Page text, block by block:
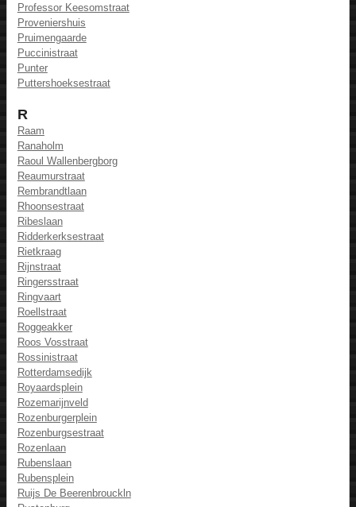
Professor Keesomstraat
Proveniershuis
Pruimengaarde
Puccinistraat
Punter
Puttershoeksestraat
R
Raam
Ranaholm
Raoul Wallenbergborg
Reaumurstraat
Rembrandtlaan
Rhoonsestraat
Ribeslaan
Ridderkerksestraat
Rietkraag
Rijnstraat
Ringersstraat
Ringvaart
Roellstraat
Roggeakker
Roos Vosstraat
Rossinistraat
Rotterdamsedijk
Royaardsplein
Rozemarijnveld
Rozenburgerplein
Rozenburgsestraat
Rozenlaan
Rubenslaan
Rubensplein
Ruijs De Beerenbrouckln